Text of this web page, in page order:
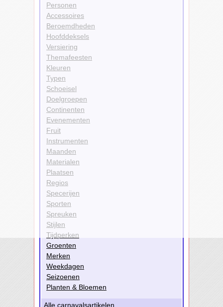
Personen
Accessoires
Beroemdheden
Hoofddeksels
Versiering
Themafeesten
Kleuren
Typen
Schoeisel
Doelgroepen
Continenten
Evenementen
Fruit
Instrumenten
Maanden
Materialen
Plaatsen
Regios
Specerijen
Sporten
Spreuken
Stijlen
Tijdperken
Groenten
Merken
Weekdagen
Seizoenen
Planten & Bloemen
Alle carnavalsartikelen